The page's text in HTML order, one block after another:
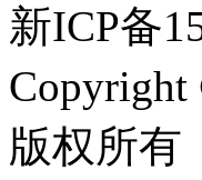
新ICP备
Copyright
版权所有